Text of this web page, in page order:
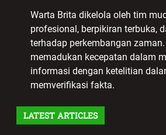
Warta Brita dikelola oleh tim
profesional, berpikiran terbuka,
terhadap perkembangan
memadukan kecepatan dalam
informasi dengan ketelitian
memverifikasi fakta.
LATEST ARTICLES